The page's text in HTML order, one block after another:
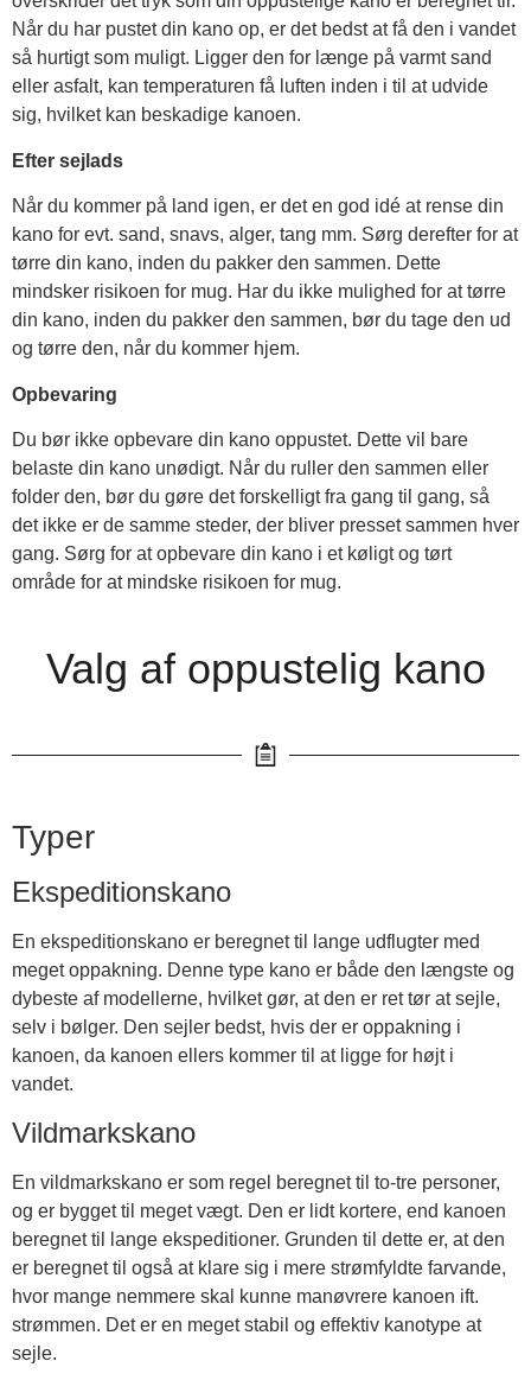
Når du har pustet din kano op, er det bedst at få den i vandet
så hurtigt som muligt. Ligger den for længe på varmt sand
eller asfalt, kan temperaturen få luften inden i til at udvide
sig, hvilket kan beskadige kanoen.
Efter sejlads
Når du kommer på land igen, er det en god idé at rense din
kano for evt. sand, snavs, alger, tang mm. Sørg derefter for at
tørre din kano, inden du pakker den sammen. Dette
mindsker risikoen for mug. Har du ikke mulighed for at tørre
din kano, inden du pakker den sammen, bør du tage den ud
og tørre den, når du kommer hjem.
Opbevaring
Du bør ikke opbevare din kano oppustet. Dette vil bare
belaste din kano unødigt. Når du ruller den sammen eller
folder den, bør du gøre det forskelligt fra gang til gang, så
det ikke er de samme steder, der bliver presset sammen hver
gang. Sørg for at opbevare din kano i et køligt og tørt
område for at mindske risikoen for mug.
Valg af oppustelig kano
Typer
Ekspeditionskano
En ekspeditionskano er beregnet til lange udflugter med
meget oppakning. Denne type kano er både den længste og
dybeste af modellerne, hvilket gør, at den er ret tør at sejle,
selv i bølger. Den sejler bedst, hvis der er oppakning i
kanoen, da kanoen ellers kommer til at ligge for højt i
vandet.
Vildmarkskano
En vildmarkskano er som regel beregnet til to-tre personer,
og er bygget til meget vægt. Den er lidt kortere, end kanoen
beregnet til lange ekspeditioner. Grunden til dette er, at den
er beregnet til også at klare sig i mere strømfyldte farvande,
hvor mange nemmere skal kunne manøvrere kanoen ift.
strømmen. Det er en meget stabil og effektiv kanotype at
sejle.